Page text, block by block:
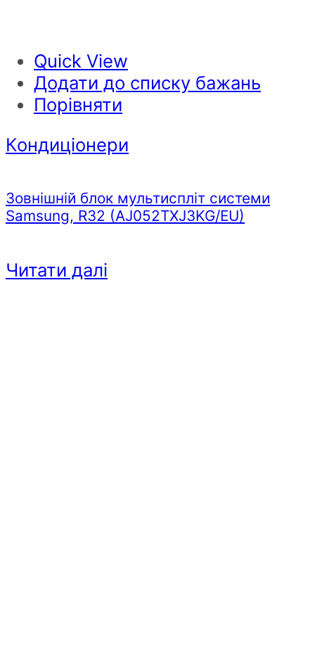
Quick View
Додати до списку бажань
Порівняти
Кондиціонери
Зовнішній блок мультиспліт системи
Samsung, R32 (AJ052TXJ3KG/EU)
Читати далі